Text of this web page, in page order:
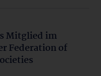
Mitglied im
Federation of